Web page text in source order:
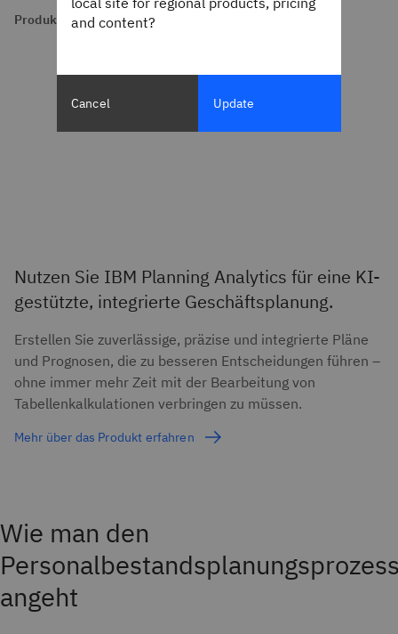
Produktübersicht
Nutzen Sie IBM Planning Analytics für eine KI-
gestützte, integrierte Geschäftsplanung.
Erstellen Sie zuverlässige, präzise und integrierte Pläne
und Prognosen, die zu besseren Entscheidungen führen –
ohne immer mehr Zeit mit der Bearbeitung von
Tabellenkalkulationen verbringen zu müssen.
Mehr über das Produkt erfahren
Wie man den
angeht
and content?
Cancel Update